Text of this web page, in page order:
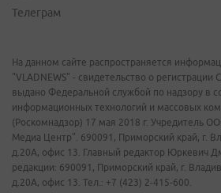
Телеграм
На данном сайте распространяется
"VLADNEWS" - свидетельство о
выдано Федеральной службой по надзору в
информационных технологий и массовых
(Роскомнадзор) 17 мая 2018 г. Учредитель
Медиа Центр". 690091, Приморский край, г.
д.20А, офис 13. Главный редактор Юркевич
редакции: 690091, Приморский край, г.
д.20А, офис 13. Тел.: +7 (423) 2-415-600.